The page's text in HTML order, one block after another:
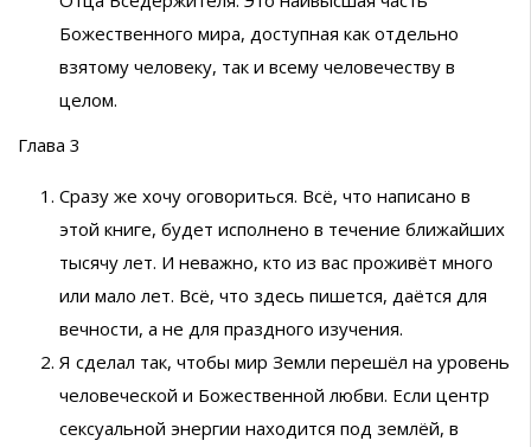
Божественного мира, доступная как отдельно
взятому человеку, так и всему человечеству в
целом.
Глава 3
Сразу же хочу оговориться. Всё, что написано в
этой книге, будет исполнено в течение ближайших
тысячу лет. И неважно, кто из вас проживёт много
или мало лет. Всё, что здесь пишется, даётся для
вечности, а не для праздного изучения.
Я сделал так, чтобы мир Земли перешёл на уровень
человеческой и Божественной любви. Если центр
сексуальной энергии находится под землёй, в